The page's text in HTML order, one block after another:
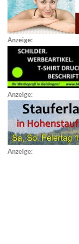
Anzeige:
Anzeige:
Anzeige: